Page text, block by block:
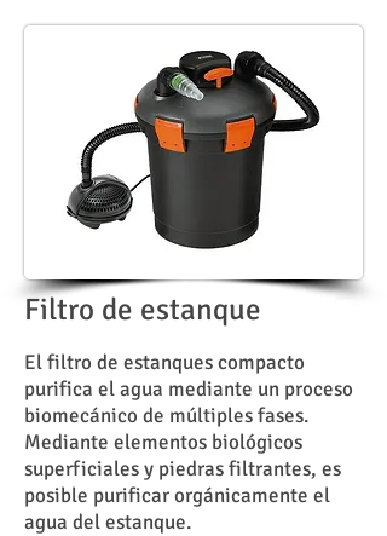
Filtro de estanque
El filtro de estanques compacto
purifica el agua mediante un proceso
biomecánico de múltiples fases.
Mediante elementos biológicos
superficiales y piedras filtrantes, es
posible purificar orgánicamente el
agua del estanque.